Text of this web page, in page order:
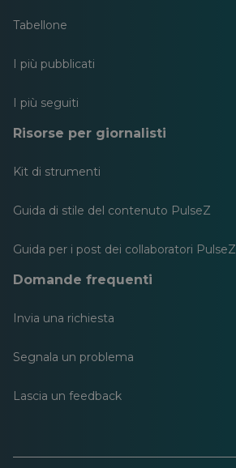
Tabellone
I più pubblicati
I più seguiti
Risorse per giornalisti
Kit di strumenti
Guida di stile del contenuto PulseZ
Guida per i post dei collaboratori PulseZ
Domande frequenti
Invia una richiesta
Segnala un problema
Lascia un feedback